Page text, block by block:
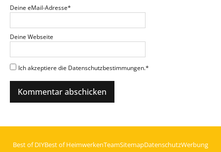
Deine eMail-Adresse*
Deine Webseite
Ich akzeptiere die Datenschutzbestimmungen.*
Best of DIYBest of HeimwerkenTeamSitemapDatenschutzWerbung